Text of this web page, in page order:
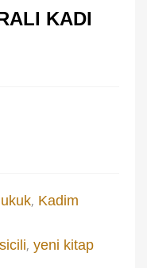
KADI
, Kadim
, yeni kitap